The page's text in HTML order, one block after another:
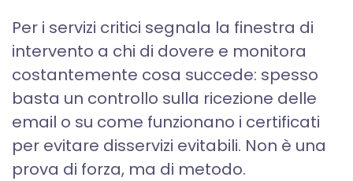
Per i servizi critici segnala la finestra di
intervento a chi di dovere e monitora
costantemente cosa succede: spesso
basta un controllo sulla ricezione delle
email o su come funzionano i certificati
per evitare disservizi evitabili. Non è una
prova di forza, ma di metodo.